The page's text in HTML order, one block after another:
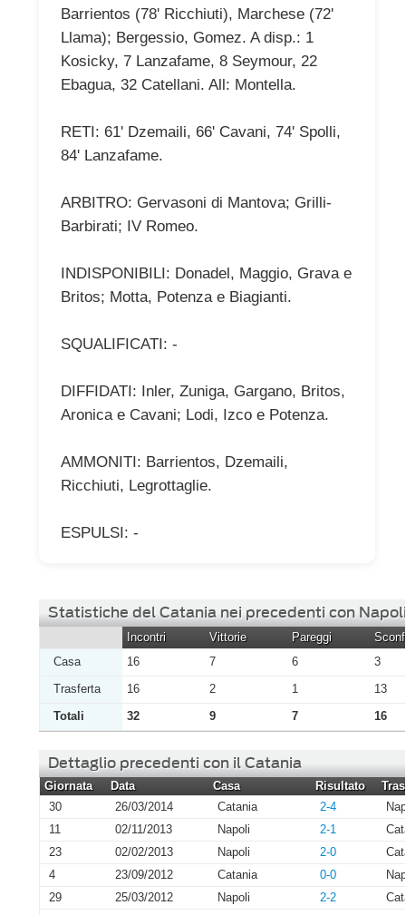
Barrientos (78' Ricchiuti), Marchese (72'
Llama); Bergessio, Gomez. A disp.: 1
Kosicky, 7 Lanzafame, 8 Seymour, 22
Ebagua, 32 Catellani. All: Montella.
RETI: 61' Dzemaili, 66' Cavani, 74' Spolli,
84' Lanzafame.
ARBITRO: Gervasoni di Mantova; Grilli-
Barbirati; IV Romeo.
INDISPONIBILI: Donadel, Maggio, Grava e
Britos; Motta, Potenza e Biagianti.
SQUALIFICATI: -
DIFFIDATI: Inler, Zuniga, Gargano, Britos,
Aronica e Cavani; Lodi, Izco e Potenza.
AMMONITI: Barrientos, Dzemaili,
Ricchiuti, Legrottaglie.
ESPULSI: -
Statistiche del Catania nei precedenti con Napoli
Incontri Vittorie Pareggi
Casa
16 7 6
3
Trasferta
16 2 1
13
Totali
32 9 7 16
Dettaglio precedenti con il Catania
Giornata Data Casa Risultato
30
26/03/2014 Catania 2-4
11
02/11/2013 Napoli 2-1
23
02/02/2013 Napoli 2-0
4
23/09/2012 Catania 0-0
29
25/03/2012 Napoli 2-2